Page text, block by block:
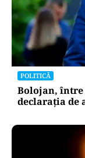
POLITICĂ
Bolojan, între
declarația de